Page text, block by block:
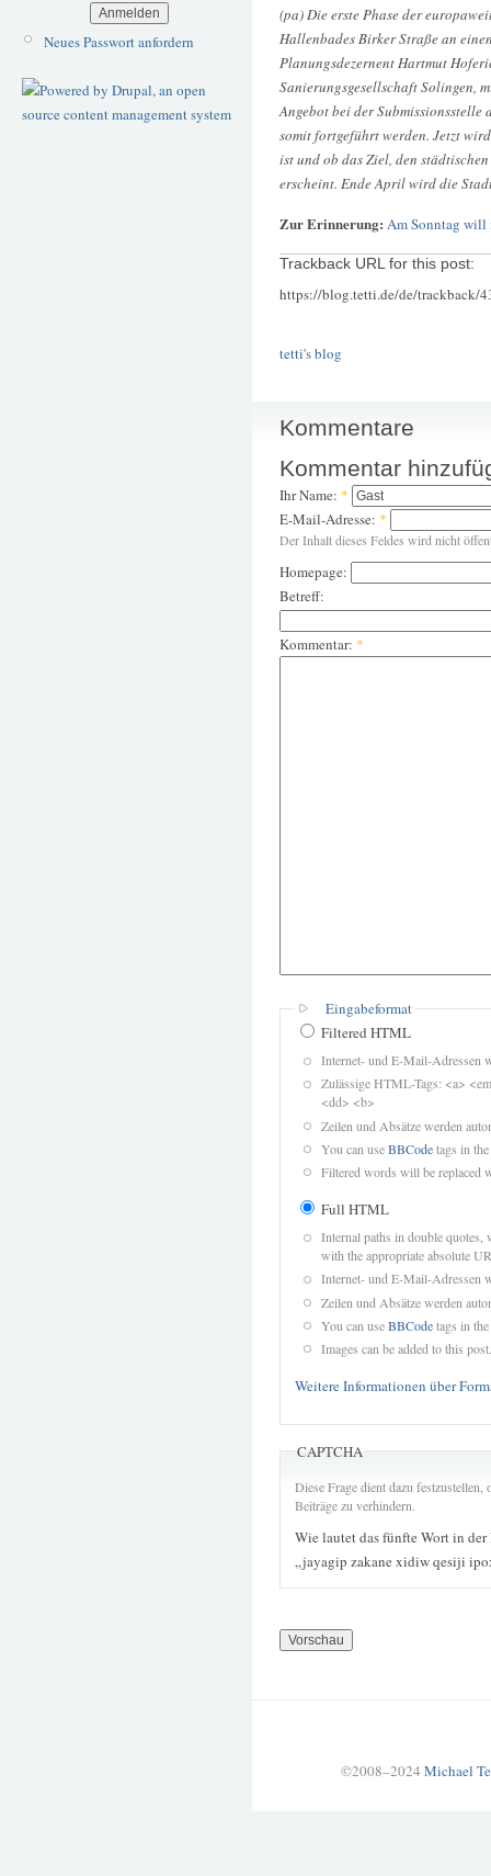
Neues Passwort anfordern
(pa) Die erste Phase der
Hallenbades Birker Straße an
Planungsdezernent Hartmut
Sanierungsgesellschaft Solingen,
Angebot bei der Submissionsstelle
somit fortgeführt werden. Jetzt
ist und ob das Ziel, den
erscheint. Ende April wird die
Zur Erinnerung: Am Sonntag will
Trackback URL for this post:
https://blog.tetti.de/de/trackback/
tetti's blog
Kommentare
Kommentar
Ihr Name: *
E-Mail-Adresse: *
Der Inhalt dieses Feldes wird nicht
Homepage:
Betreff:
Kommentar: *
Eingabeformat
Filtered HTML
Internet- und E-Mail-Adressen
Zulässige HTML-Tags: <a>
<dd> <b>
Zeilen und Absätze werden
You can useBBCodetags in
Filtered words will be replaced
Full HTML
Internal paths in double quotes,
with the appropriate absolute
Internet- und E-Mail-Adressen
Zeilen und Absätze werden
You can useBBCodetags in
Images can be added to this post.
Weitere Informationen über
CAPTCHA
Diese Frage dient dazu
Beiträge zu verhindern.
Wie lautet das fünfte Wort in der
„jayagip zakane xidiw qesiji
©2008–2024 Michael